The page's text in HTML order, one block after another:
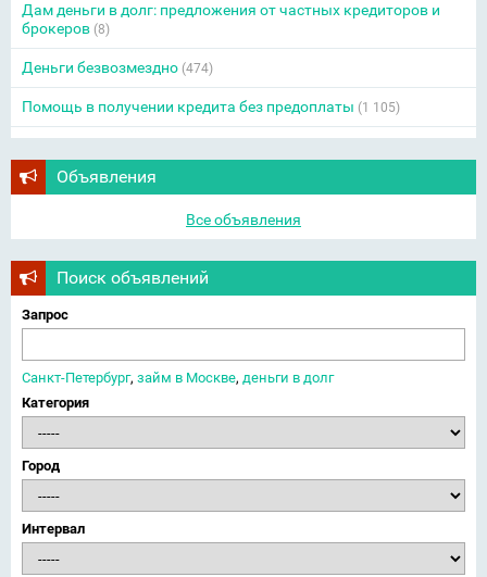
Дам деньги в долг: предложения от частных кредиторов и
брокеров (8)
Деньги безвозмездно (474)
Помощь в получении кредита без предоплаты (1 105)
Объявления
Все объявления
Поиск объявлений
Запрос
Санкт-Петербург, займ в Москве, деньги в долг
Категория
Город
Интервал